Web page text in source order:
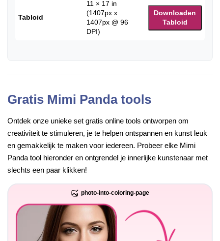
Tabloid
11 × 17 in
(1407px x
1407px @ 96
DPI)
Downloaden
Tabloid
Gratis Mimi Panda tools
Ontdek onze unieke set gratis online tools ontworpen om
creativiteit te stimuleren, je te helpen ontspannen en kunst leuk
en gemakkelijk te maken voor iedereen. Probeer elke Mimi
Panda tool hieronder en ontgrendel je innerlijke kunstenaar met
slechts een paar klikken!
photo-into-coloring-page